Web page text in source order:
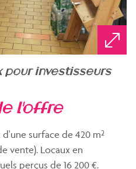
pour investisseurs
l'offre
surface de 420 m²
vente). Locaux en
perçus de 16 200 €.